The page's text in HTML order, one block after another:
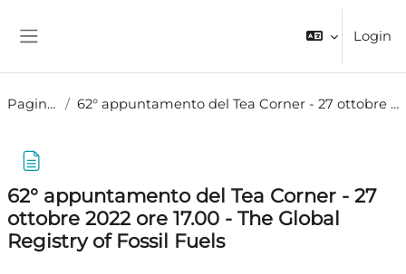
Login
Pagine del sito 62° appuntamento del Tea Corner - 27 ottobre 2022 ore 17.00 - The Global Registry of Fossil Fuels
62° appuntamento del Tea Corner - 27
ottobre 2022 ore 17.00 - The Global
Registry of Fossil Fuels